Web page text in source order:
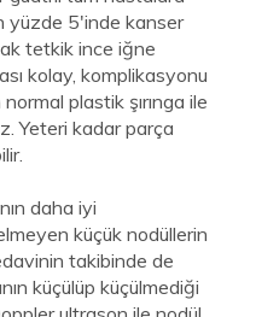
yüzde 5'inde kanser
tetkik ince iğne
kolay, komplikasyonu
plastik şırınga ile
Yeteri kadar parça
daha iyi
küçük nodüllerin
takibinde de
küçülüp küçülmediği